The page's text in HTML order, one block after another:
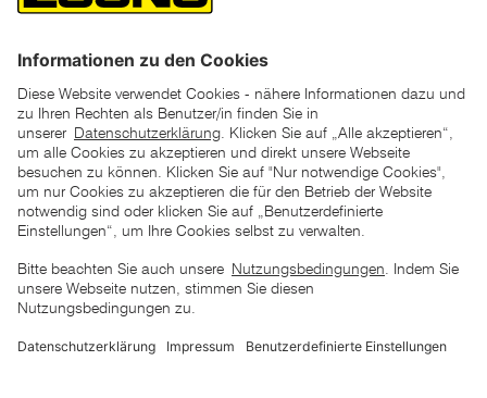
*der "statt"-Preis ist der niedrigste von uns in den letzten 30
Tagen vor Beginn dieser Aktion verlangte Preis
unter den UVP Preisen auf dieser Website sind die
zu verstehen